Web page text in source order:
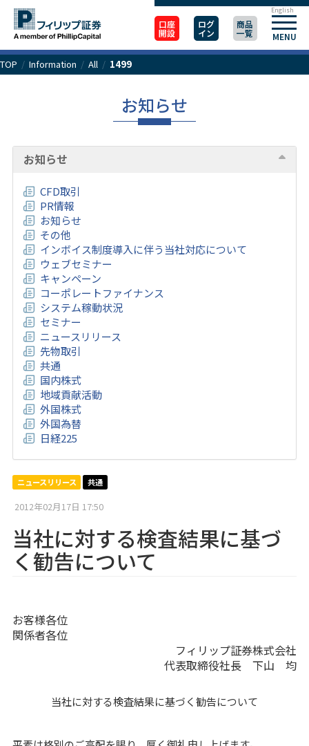
口座
開設
ログ
イン
商品
一覧 MENU
English
TOP / Information / All / 1499
お知らせ
お知らせ
CFD取引
PR情報
お知らせ
その他
インボイス制度導入に伴う当社対応について
ウェブセミナー
キャンペーン
コーポレートファイナンス
システム稼動状況
セミナー
ニュースリリース
先物取引
共通
国内株式
地域貢献活動
外国株式
外国為替
日経225
ニュースリリース 共通
2012年02月17日 17:50
当社に対する検査結果に基づ
く勧告について
お客様各位
関係者各位
フィリップ証券株式会社
代表取締役社長 下山 均
当社に対する検査結果に基づく勧告について